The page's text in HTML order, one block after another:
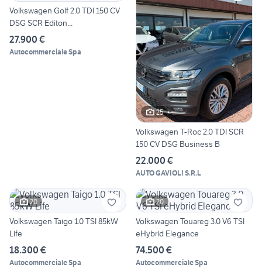
Volkswagen Golf 2.0 TDI 150 CV
DSG SCR Editon...
27.900 €
Autocommerciale Spa
25
Volkswagen T-Roc 2.0 TDI SCR
150 CV DSG Business B
22.000 €
AUTO GAVIOLI S.R.L
20
Volkswagen Taigo 1.0 TSI 85kW
Life
18.300 €
Autocommerciale Spa
20
Volkswagen Touareg 3.0 V6 TSI
eHybrid Elegance
74.500 €
Autocommerciale Spa